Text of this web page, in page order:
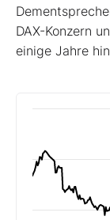
DAX-Konzern
einige Jahre